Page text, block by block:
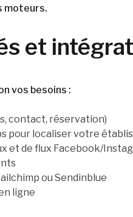
moteurs.
et
vos besoins :
contact, réservation)
pour localiser votre
et de flux Facebook/
ou Sendinblue
ligne